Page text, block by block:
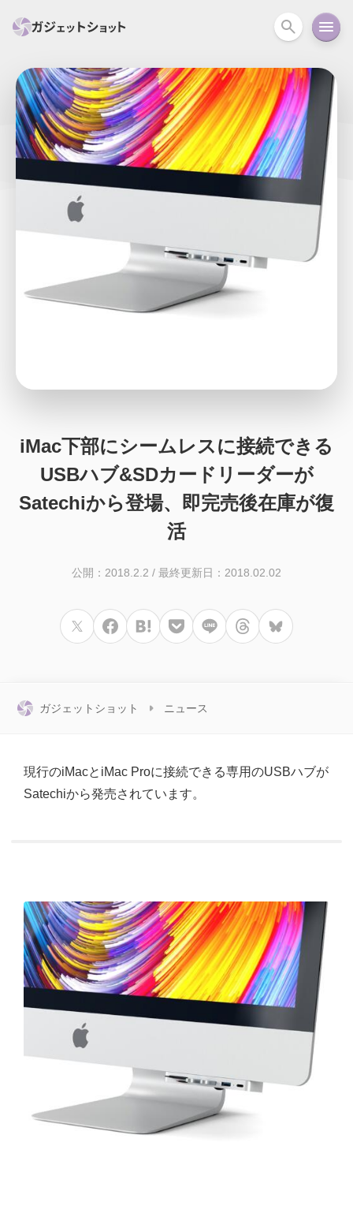
すべて スマホ PC関連 カメラ ウェア
スマートホーム アクションカメラ カメラ
iPhone Android コラム
ガイド
iMac下部にシームレスに接続できる
USBハブ&SDカードリーダーが
Satechiから登場、即完売後在庫が復
活
公開：2018.2.2 / 最終更新日：2018.02.02
ガジェットショット ニュース
現行のiMacとiMac Proに接続できる専用のUSBハブが
Satechiから発売されています。